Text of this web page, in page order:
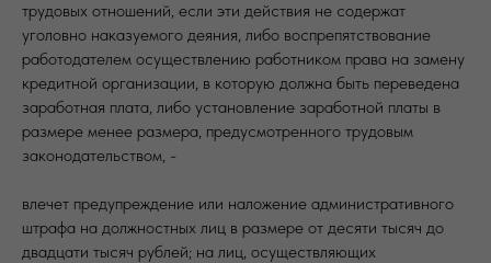
трудовых отношений, если эти действия не содержат
уголовно наказуемого деяния, либо воспрепятствование
работодателем осуществлению работником права на замену
кредитной организации, в которую должна быть переведена
заработная плата, либо установление заработной платы в
размере менее размера, предусмотренного трудовым
законодательством, -
влечет предупреждение или наложение административного
штрафа на должностных лиц в размере от десяти тысяч до
двадцати тысяч рублей; на лиц, осуществляющих